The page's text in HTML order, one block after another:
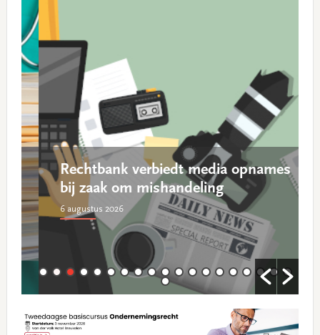
Rechtbank verbiedt media opnames
bij zaak om mishandeling
6 augustus 2026